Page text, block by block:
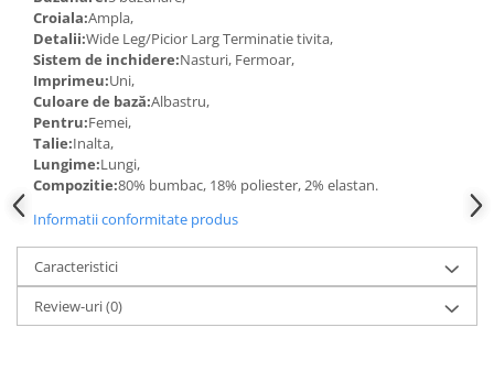
Croiala:Ampla,
Detalii:Wide Leg/Picior Larg Terminatie tivita,
Sistem de inchidere:Nasturi, Fermoar,
Imprimeu:Uni,
Culoare de bază:Albastru,
Pentru:Femei,
Talie:Inalta,
Lungime:Lungi,
Compozitie:80% bumbac, 18% poliester, 2% elastan.
Informatii conformitate produs
Caracteristici
Review-uri(0)